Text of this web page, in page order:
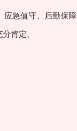
应急值守、后勤保障
肯定。